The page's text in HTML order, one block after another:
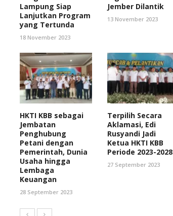
Lampung Siap
Lanjutkan Program
yang Tertunda
18 November 2023
Jember Dilantik
13 November 2023
HKTI KBB sebagai
Jembatan
Penghubung
Petani dengan
Pemerintah, Dunia
Usaha hingga
Lembaga
Keuangan
28 September 2023
Terpilih Secara
Aklamasi, Edi
Rusyandi Jadi
Ketua HKTI KBB
Periode 2023-2028
27 September 2023